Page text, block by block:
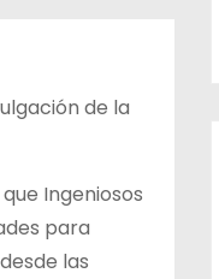
de la
Ingeniosos
para
las